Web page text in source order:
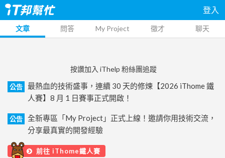
登入
文章 問答 My Project 徵才 聊天
按讚加入 iThelp 粉絲團追蹤
公告
最熱血的技術盛事，連續 30 天的修煉【2026 iThome 鐵
人賽】8 月 1 日賽事正式開啟！
公告
全新專區「My Project」正式上線！邀請你用技術交流，
分享最真實的開發經驗
前往 iThome鐵人賽